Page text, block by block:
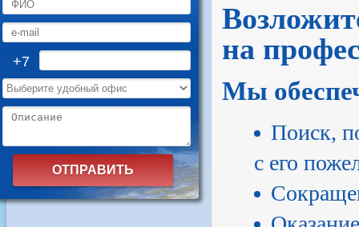
+7
на
Мы
Поиск,
с его